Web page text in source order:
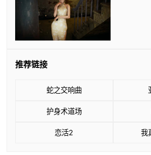
推荐链接
蛇之交响曲
护身术道场
恋活2 我